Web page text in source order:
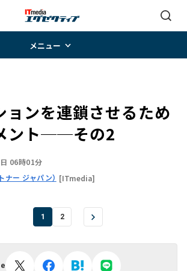
メニュー
ョンを連鎖させるため
ント──その2
06時01分
ナー ジャパン） [ITmedia]
1 2